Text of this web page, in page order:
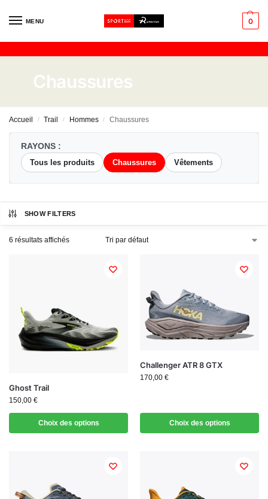
MENU 0
Chaussures
Accueil / Trail / Hommes / Chaussures
RAYONS :
Tous les produits
Chaussures Vêtements
SHOW FILTERS
6 résultats affichés
Ghost Trail
150,00 €
Choix des options
Challenger ATR 8 GTX
170,00 €
Choix des options